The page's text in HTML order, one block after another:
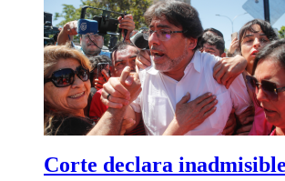
Corte declara